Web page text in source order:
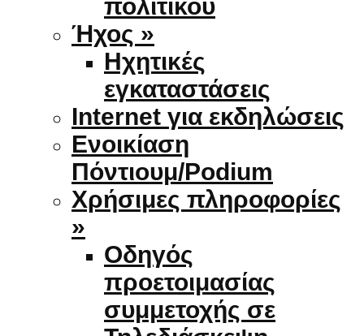
πολιτικού
Ήχος »
Ηχητικές
εγκαταστάσεις
Internet για εκδηλώσεις
Ενοικίαση
Πόντιουμ/Podium
Χρήσιμες πληροφορίες
»
Οδηγός
προετοιμασίας
συμμετοχής σε